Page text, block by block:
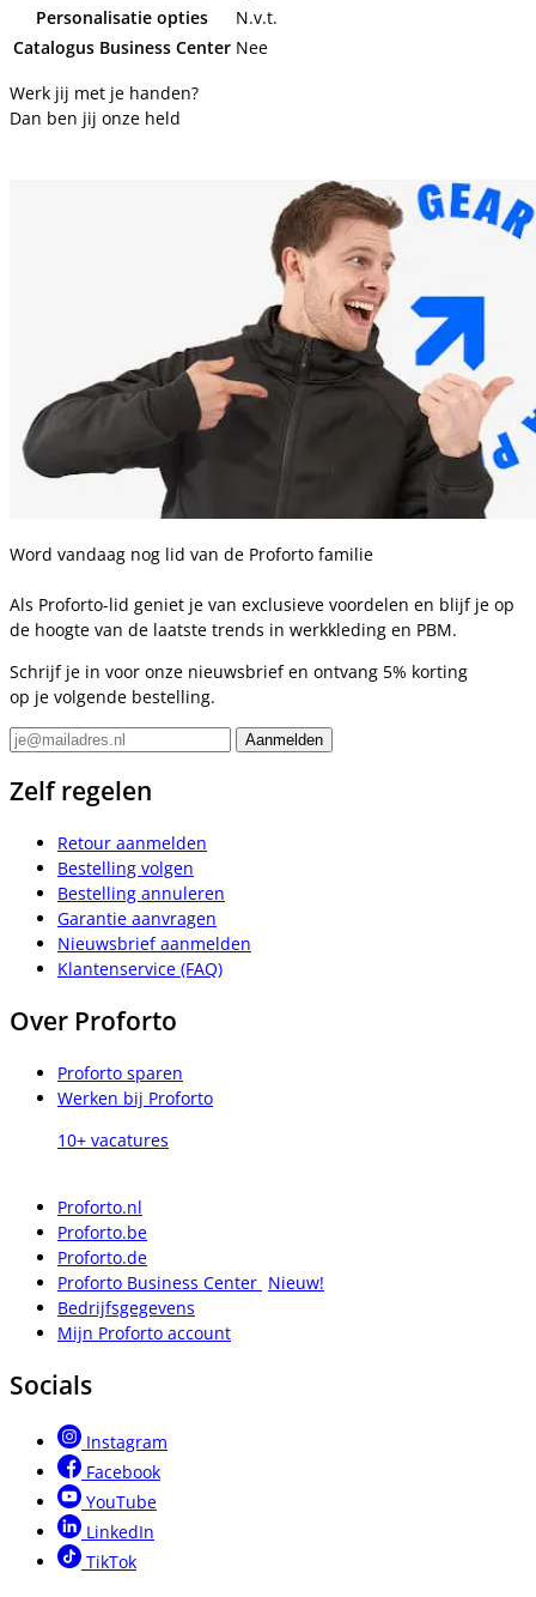
Personalisatie opties
N.v.t.
Catalogus Business Center Nee
Werk jij met je handen?
Dan ben jij onze held
Word vandaag nog lid van de Proforto familie
Als Proforto-lid geniet je van exclusieve voordelen en blijf je op
de hoogte van de laatste trends in werkkleding en PBM.
Schrijf je in voor onze nieuwsbrief en ontvang 5% korting
op je volgende bestelling.
Zelf regelen
Retour aanmelden
Bestelling volgen
Bestelling annuleren
Garantie aanvragen
Nieuwsbrief aanmelden
Klantenservice (FAQ)
Over Proforto
Proforto sparen
Werken bij Proforto
10+ vacatures
Proforto.nl
Proforto.be
Proforto.de
Proforto Business Center Nieuw!
Bedrijfsgegevens
Mijn Proforto account
Socials
Instagram
Facebook
YouTube
LinkedIn
TikTok